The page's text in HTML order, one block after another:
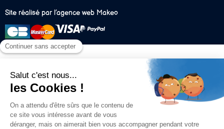
Site réalisé par l’agence web Makeo